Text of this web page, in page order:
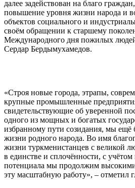
далее задействован на благо
повышение уровня жизни народа и
объектов социального и
своём обращении к старшему
Международного дня пожилых
Сердар Бердымухамедов.
«Строя новые города, этрапы,
крупные промышленные
свидетельствующие об уверенной
одного из мощных и богатых
избранному пути созидания, мы ещё
жизни родного народа. Во имя
жизни туркменистанцев с великой
в единстве и сплочённости, с
потенциала мы продолжим
эту масштабную работу», – отметил